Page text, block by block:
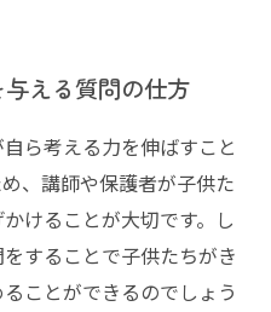
える質問の仕方
ら考える力を伸ばすこと
、講師や保護者が子供た
けることが大切です。し
することで子供たちがき
ことができるのでしょう